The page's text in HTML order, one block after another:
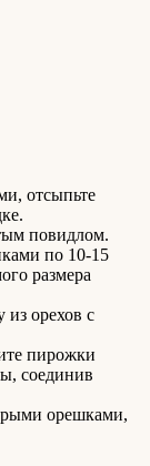
отсыпьте
повидлом.
по 10-15
размера
из орехов с
пирожки
соединив
орешками,